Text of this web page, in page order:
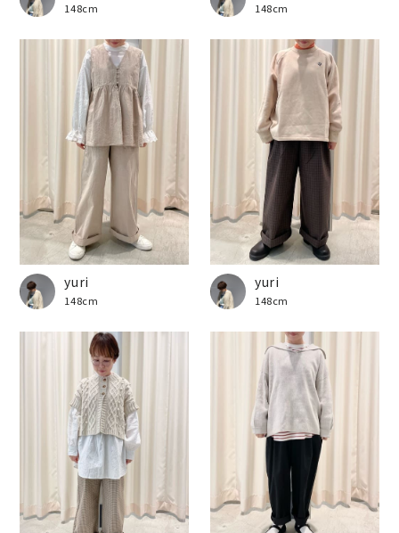
148cm 148cm
yuri
148cm
yuri
148cm